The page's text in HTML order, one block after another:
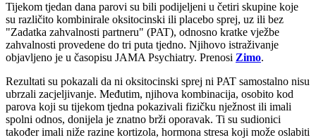
Tijekom tjedan dana parovi su bili podijeljeni u četiri skupine koje
su različito kombinirale oksitocinski ili placebo sprej, uz ili bez
"Zadatka zahvalnosti partneru" (PAT), odnosno kratke vježbe
zahvalnosti provedene do tri puta tjedno. Njihovo istraživanje
objavljeno je u časopisu JAMA Psychiatry. Prenosi Zimo.
Rezultati su pokazali da ni oksitocinski sprej ni PAT samostalno nisu
ubrzali zacjeljivanje. Međutim, njihova kombinacija, osobito kod
parova koji su tijekom tjedna pokazivali fizičku nježnost ili imali
spolni odnos, donijela je znatno brži oporavak. Ti su sudionici
također imali niže razine kortizola, hormona stresa koji može oslabiti